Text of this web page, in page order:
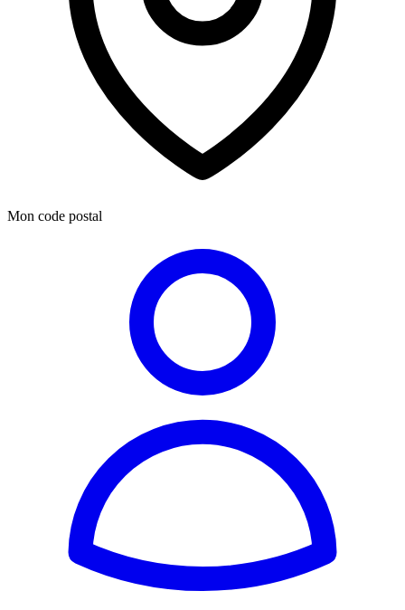
Mon code postal